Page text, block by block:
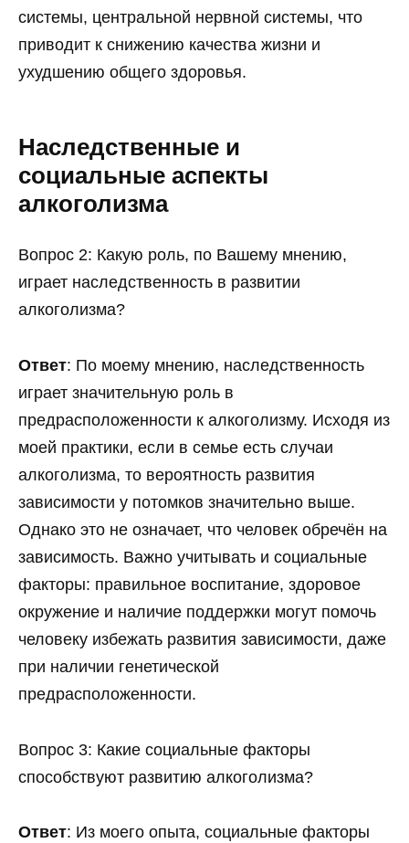
системы, центральной нервной системы, что
приводит к снижению качества жизни и
ухудшению общего здоровья.
Наследственные и
социальные аспекты
алкоголизма
Вопрос 2: Какую роль, по Вашему мнению,
играет наследственность в развитии
алкоголизма?
Ответ: По моему мнению, наследственность
играет значительную роль в
предрасположенности к алкоголизму. Исходя из
моей практики, если в семье есть случаи
алкоголизма, то вероятность развития
зависимости у потомков значительно выше.
Однако это не означает, что человек обречён на
зависимость. Важно учитывать и социальные
факторы: правильное воспитание, здоровое
окружение и наличие поддержки могут помочь
человеку избежать развития зависимости, даже
при наличии генетической
предрасположенности.
Вопрос 3: Какие социальные факторы
способствуют развитию алкоголизма?
Ответ: Из моего опыта, социальные факторы